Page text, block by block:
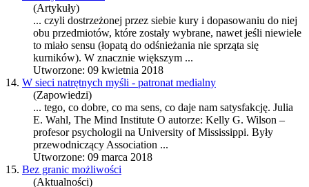
(Artykuły)
... czyli dostrzeżonej przez siebie kury i dopasowaniu do niej
obu przedmiotów, które zostały wybrane, nawet jeśli niewiele
to miało sensu (łopatą do odśnieżania nie sprząta się
kurników). W znacznie większym ...
Utworzone: 09 kwietnia 2018
14. W sieci natrętnych myśli - patronat medialny
(Zapowiedzi)
... tego, co dobre, co ma sens, co daje nam satysfakcję. Julia
E. Wahl, The Mind Institute O autorze: Kelly G. Wilson –
profesor psychologii na University of Mississippi. Były
przewodniczący Association ...
Utworzone: 09 marca 2018
15. Bez granic możliwości
(Aktualności)